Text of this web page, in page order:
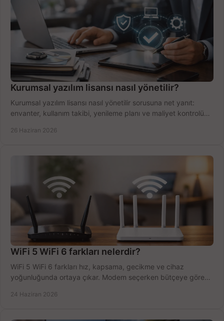
Kurumsal yazılım lisansı nasıl yönetilir?
Kurumsal yazılım lisansı nasıl yönetilir sorusuna net yanıt:
envanter, kullanım takibi, yenileme planı ve maliyet kontrolü
26 Haziran 2026
WiFi 5 WiFi 6 farkları nelerdir?
WiFi 5 WiFi 6 farkları hız, kapsama, gecikme ve cihaz
yoğunluğunda ortaya çıkar. Modem seçerken bütçeye göre
24 Haziran 2026